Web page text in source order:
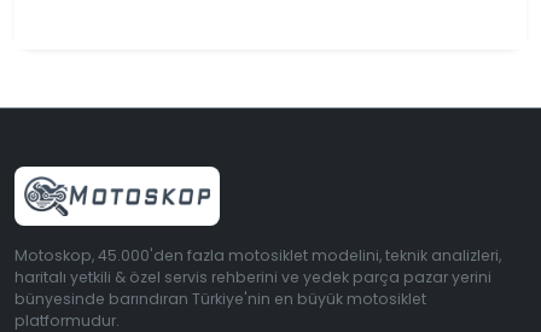
Motoskop, 45.000'den fazla motosiklet modelini, teknik analizleri,
haritalı yetkili & özel servis rehberini ve yedek parça pazar yerini
bünyesinde barındıran Türkiye'nin en büyük motosiklet
platformudur.